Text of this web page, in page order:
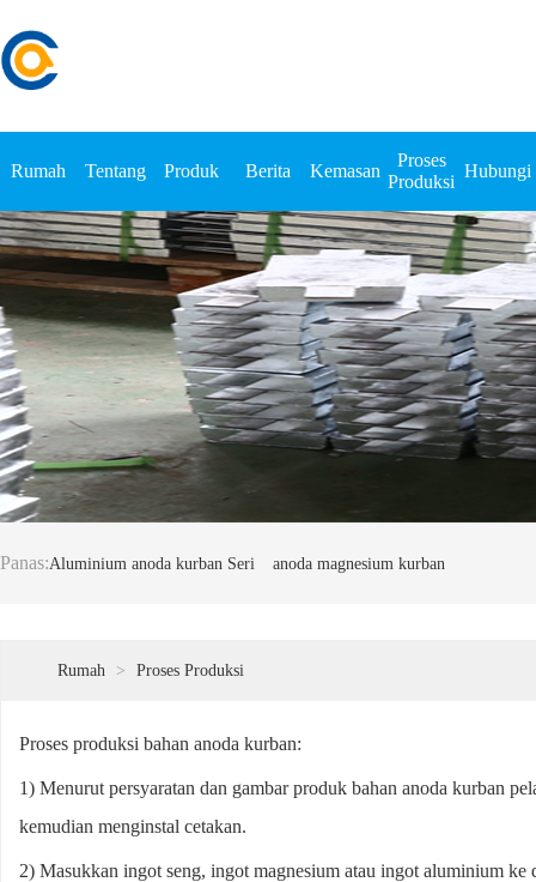
Rumah Tentang Produk Berita Kemasan
Proses
Produksi
Hubungi
Panas:Aluminium anoda kurban Seri anoda magnesium kurban
Rumah > Proses Produksi
Proses produksi bahan anoda kurban:
1) Menurut persyaratan dan gambar produk bahan anoda kurban
kemudian menginstal cetakan.
2) Masukkan ingot seng, ingot magnesium atau ingot aluminium